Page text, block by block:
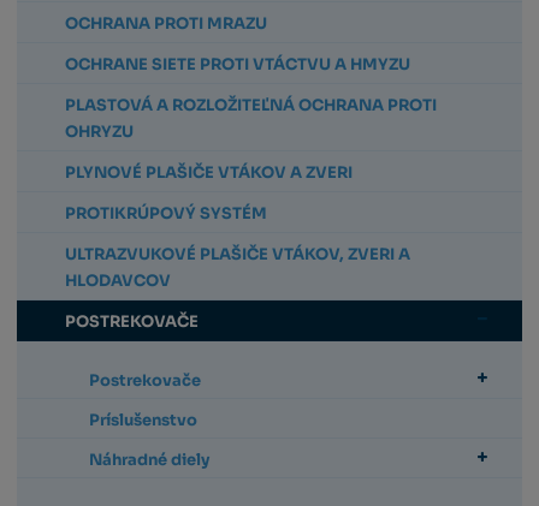
OCHRANA PROTI MRAZU
OCHRANE SIETE PROTI VTÁCTVU A HMYZU
PLASTOVÁ A ROZLOŽITEĽNÁ OCHRANA PROTI
OHRYZU
PLYNOVÉ PLAŠIČE VTÁKOV A ZVERI
PROTIKRÚPOVÝ SYSTÉM
ULTRAZVUKOVÉ PLAŠIČE VTÁKOV, ZVERI A
HLODAVCOV
POSTREKOVAČE
Postrekovače
Príslušenstvo
Náhradné diely